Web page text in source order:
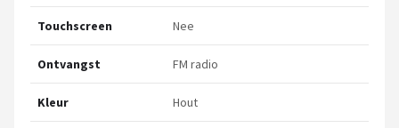
Touchscreen Nee
Ontvangst FM radio
Kleur Hout